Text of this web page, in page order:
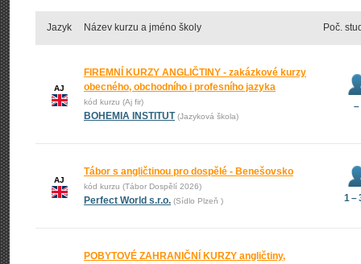
Jazyk Název kurzu a jméno školy Poč.
AJ
FIREMNÍ KURZY ANGLIČTINY - zakázkové kurzy
obecného, obchodního i profesního jazyka
kód kurzu (Aj fir)
BOHEMIA INSTITUT (Jazyková škola)
–
AJ
Tábor s angličtinou pro dospělé - Benešovsko
kód kurzu (Tábor Dospělí 2026)
Perfect World s.r.o. (Sídlo Plzeň ) 1 –
POBYTOVÉ ZAHRANIČNÍ KURZY angličtiny,